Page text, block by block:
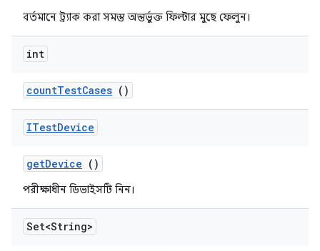
বর্তমানে ট্র্যাক করা সমস্ত অন্তর্ভুক্ত ফিল্টার মুছে ফেলুন।
int
countTestCases ()
ITestDevice
getDevice ()
পরীক্ষাধীন ডিভাইসটি নিন।
Set<String>